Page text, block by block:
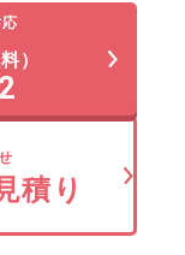
）
積り